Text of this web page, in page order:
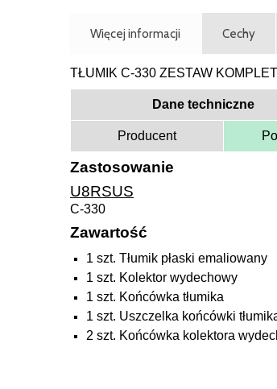
Więcej informacji Cechy
TŁUMIK C-330 ZESTAW
Dane techniczne
Producent
Zastosowanie
U8RSUS
C-330
Zawartość
1 szt. Tłumik płaski emaliowany
1 szt. Kolektor wydechowy
1 szt. Końcówka tłumika
1 szt. Uszczelka końcówki
2 szt. Końcówka kolektora